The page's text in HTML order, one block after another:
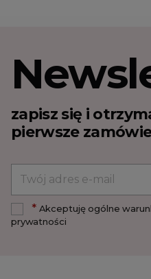
zapisz się i
pierwsze
*Akceptuję ogólne
prywatności